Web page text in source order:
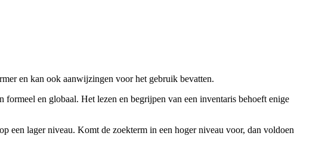
en kan ook aanwijzingen voor het gebruik bevatten.
en globaal. Het lezen en begrijpen van een inventaris behoeft enige
een lager niveau. Komt de zoekterm in een hoger niveau voor, dan voldoen